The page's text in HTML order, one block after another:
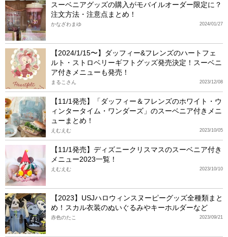
スーベニアグッズの購入がモバイルオーダー限定に？
注文方法・注意点まとめ！
2024/01/27
かなざわまゆ
【2024/1/15〜】ダッフィー&フレンズのハートフェ
ルト・ストロベリーギフトグッズ発売決定！スーベニ
ア付きメニューも発売！
2023/12/08
まるこさん
【11/1発売】「ダッフィー＆フレンズのホワイト・ウ
ィンタータイム・ワンダーズ」のスーベニア付きメニ
ューまとめ！
2023/10/05
えむえむ
【11/1発売】ディズニークリスマスのスーベニア付き
メニュー2023一覧！
2023/10/10
えむえむ
【2023】USJハロウィンスヌーピーグッズ全種類まと
め！スカル衣装のぬいぐるみやキーホルダーなど
2023/09/21
赤色のたこ